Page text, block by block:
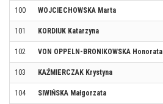
100 WOJCIECHOWSKA Marta
101 KORDIUK Katarzyna
102 VON OPPELN-BRONIKOWSKA Honorata
103 KAŹMIERCZAK Krystyna
104 SIWIŃSKA Małgorzata